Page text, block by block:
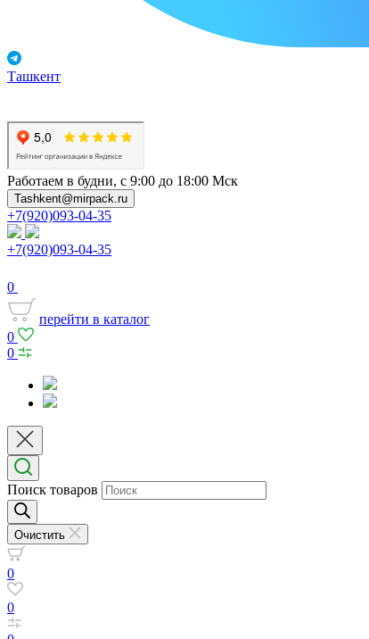
Ташкент
Работаем в будни, с 9:00 до 18:00 Мск
Tashkent@mirpack.ru
+7(920)093-04-35
+7(920)093-04-35
0
перейти в каталог
0
0
Поиск товаров
Очистить
0
0